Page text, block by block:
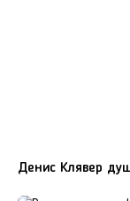
Денис Клявер